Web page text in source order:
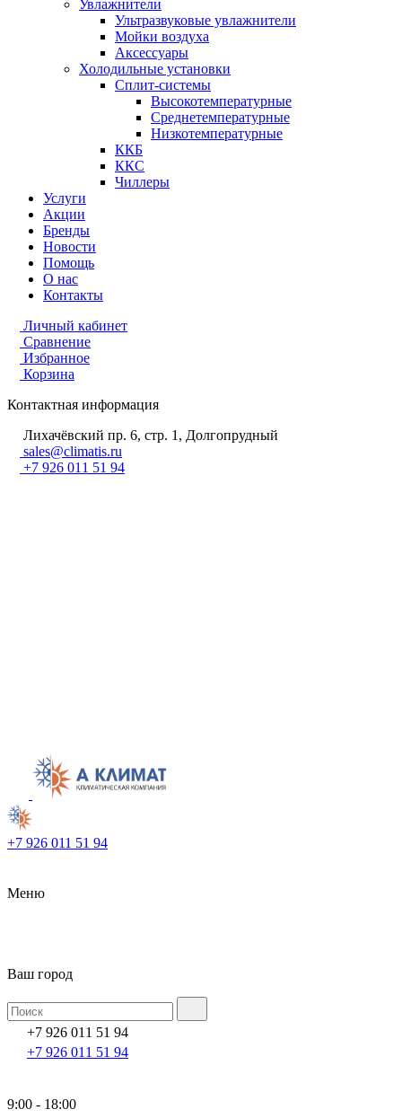
Увлажнители
Ультразвуковые увлажнители
Мойки воздуха
Аксессуары
Холодильные установки
Сплит-системы
Высокотемпературные
Среднетемпературные
Низкотемпературные
ККБ
ККС
Чиллеры
Услуги
Акции
Бренды
Новости
Помощь
О нас
Контакты
Личный кабинет
Сравнение
Избранное
Корзина
Контактная информация
Лихачёвский пр. 6, стр. 1, Долгопрудный
sales@climatis.ru
+7 926 011 51 94
+7 926 011 51 94
Меню
Ваш город
+7 926 011 51 94
+7 926 011 51 94
9:00 - 18:00